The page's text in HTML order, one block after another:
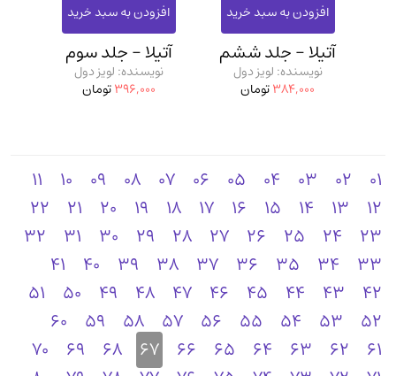
آتیلا - جلد ششم
نویسنده: لویز دول
384,000تومان
آتیلا - جلد سوم
نویسنده: لویز دول
396,000تومان
01
02
03
04
05
06
07
08
09
10
11
12
13
14
15
16
17
18
19
20
21
22
23
24
25
26
27
28
29
30
31
32
33
34
35
36
37
38
39
40
41
42
43
44
45
46
47
48
49
50
51
52
53
54
55
56
57
58
59
60
61
62
63
64
65
66
67
68
69
70